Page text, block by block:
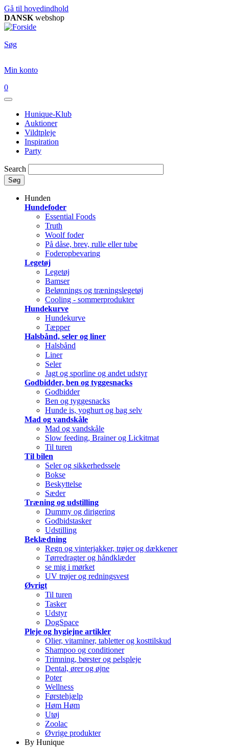
Gå til hovedindhold
DANSK webshop
Søg
Min konto
0
Hunique-Klub
Auktioner
Vildtpleje
Inspiration
Party
Search
Søg
Hunden
Hundefoder
Essential Foods
Truth
Woolf foder
På dåse, brev, rulle eller tube
Foderopbevaring
Legetøj
Legetøj
Bamser
Belønnings og træningslegetøj
Cooling - sommerprodukter
Hundekurve
Hundekurve
Tæpper
Halsbånd, seler og liner
Halsbånd
Liner
Seler
Jagt og sporline og andet udstyr
Godbidder, ben og tyggesnacks
Godbidder
Ben og tyggesnacks
Hunde is, yoghurt og bag selv
Mad og vandskåle
Mad og vandskåle
Slow feeding, Brainer og Lickitmat
Til turen
Til bilen
Seler og sikkerhedssele
Bokse
Beskyttelse
Sæder
Træning og udstilling
Dummy og dirigering
Godbidstasker
Udstilling
Beklædning
Regn og vinterjakker, trøjer og dækkener
Tørredragter og håndklæder
se mig i mørket
UV trøjer og redningsvest
Øvrigt
Til turen
Tasker
Udstyr
DogSpace
Pleje og hygiejne artikler
Olier, vitaminer, tabletter og kosttilskud
Shampoo og conditioner
Trimning, børster og pelspleje
Dental, ører og øjne
Poter
Wellness
Førstehjælp
Høm Høm
Utøj
Zoolac
Øvrige produkter
By Hunique